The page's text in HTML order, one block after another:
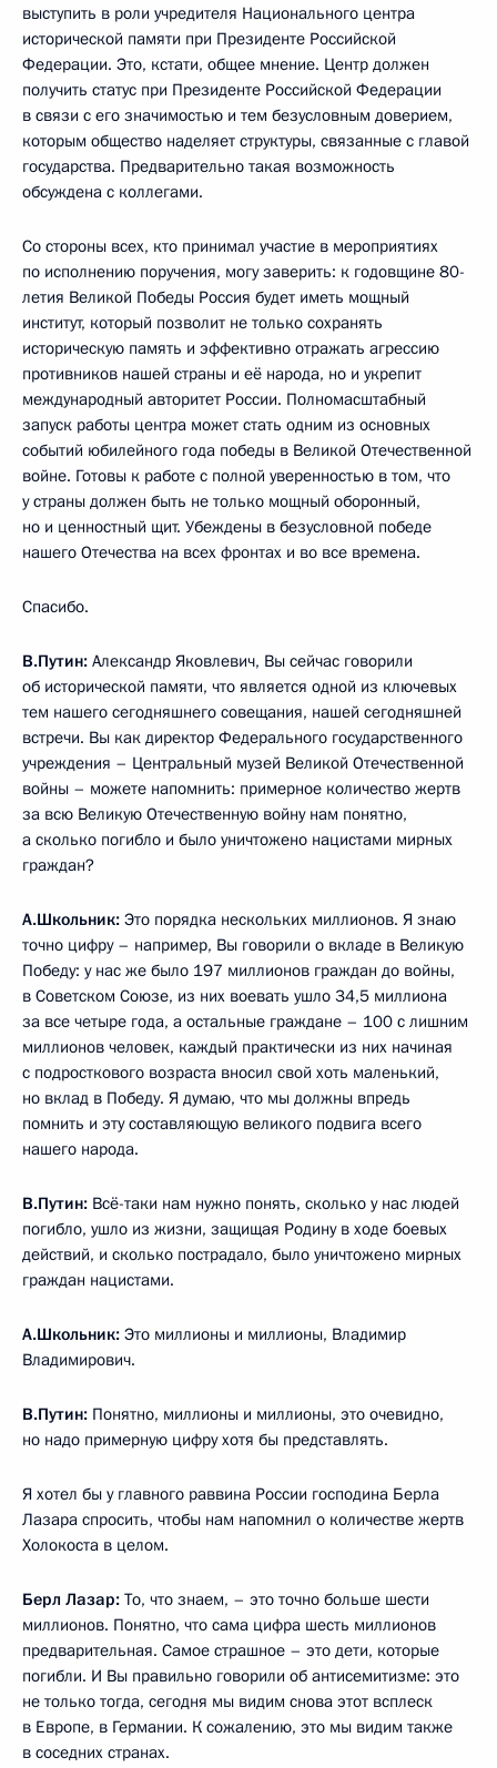
выступить в роли учредителя Национального центра
исторической памяти при Президенте Российской
Федерации. Это, кстати, общее мнение. Центр должен
получить статус при Президенте Российской Федерации
в связи с его значимостью и тем безусловным доверием,
которым общество наделяет структуры, связанные с главой
государства. Предварительно такая возможность
обсуждена с коллегами.
Со стороны всех, кто принимал участие в мероприятиях
по исполнению поручения, могу заверить: к годовщине 80-
летия Великой Победы Россия будет иметь мощный
институт, который позволит не только сохранять
историческую память и эффективно отражать агрессию
противников нашей страны и её народа, но и укрепит
международный авторитет России. Полномасштабный
запуск работы центра может стать одним из основных
событий юбилейного года победы в Великой Отечественной
войне. Готовы к работе с полной уверенностью в том, что
у страны должен быть не только мощный оборонный,
но и ценностный щит. Убеждены в безусловной победе
нашего Отечества на всех фронтах и во все времена.
Спасибо.
В.Путин: Александр Яковлевич, Вы сейчас говорили
об исторической памяти, что является одной из ключевых
тем нашего сегодняшнего совещания, нашей сегодняшней
встречи. Вы как директор Федерального государственного
учреждения – Центральный музей Великой Отечественной
войны – можете напомнить: примерное количество жертв
за всю Великую Отечественную войну нам понятно,
а сколько погибло и было уничтожено нацистами мирных
граждан?
А.Школьник: Это порядка нескольких миллионов. Я знаю
точно цифру – например, Вы говорили о вкладе в Великую
Победу: у нас же было 197 миллионов граждан до войны,
в Советском Союзе, из них воевать ушло 34,5 миллиона
за все четыре года, а остальные граждане – 100 с лишним
миллионов человек, каждый практически из них начиная
с подросткового возраста вносил свой хоть маленький,
но вклад в Победу. Я думаю, что мы должны впредь
помнить и эту составляющую великого подвига всего
нашего народа.
В.Путин: Всё-таки нам нужно понять, сколько у нас людей
погибло, ушло из жизни, защищая Родину в ходе боевых
действий, и сколько пострадало, было уничтожено мирных
граждан нацистами.
А.Школьник: Это миллионы и миллионы, Владимир
Владимирович.
В.Путин: Понятно, миллионы и миллионы, это очевидно,
но надо примерную цифру хотя бы представлять.
Я хотел бы у главного раввина России господина Берла
Лазара спросить, чтобы нам напомнил о количестве жертв
Холокоста в целом.
Берл Лазар: То, что знаем, – это точно больше шести
миллионов. Понятно, что сама цифра шесть миллионов
предварительная. Самое страшное – это дети, которые
погибли. И Вы правильно говорили об антисемитизме: это
не только тогда, сегодня мы видим снова этот всплеск
в Европе, в Германии. К сожалению, это мы видим также
в соседних странах.